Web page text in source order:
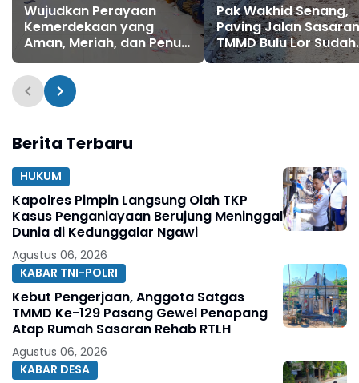
Wujudkan Perayaan
Kemerdekaan yang
Aman, Meriah, dan Penuh
Kebersamaan, Mas
Bhabin Sidomukti
Dampingi Karang Taruna
Arsiba Matangkan
Pak Wakhid Senang,
Paving Jalan Sasaran
TMMD Bulu Lor Sudah
Sampai Depan
Berita Terbaru
HUKUM
Kapolres Pimpin Langsung Olah TKP
Kasus Penganiayaan Berujung Meninggal
Dunia di Kedunggalar Ngawi
Agustus 06, 2026
KABAR TNI-POLRI
Kebut Pengerjaan, Anggota Satgas
TMMD Ke-129 Pasang Gewel Penopang
Atap Rumah Sasaran Rehab RTLH
Agustus 06, 2026
KABAR DESA